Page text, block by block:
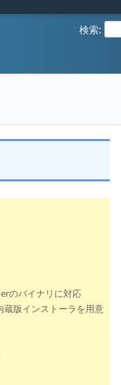
検索:
のバイナリに対応
蔵版インストーラを用意